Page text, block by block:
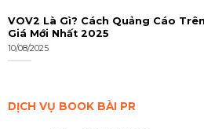
VOV2 Là Gì? Cách Quảng Cáo
Giá Mới Nhất 2025
10/08/2025
DỊCH VỤ BOOK BÀI PR